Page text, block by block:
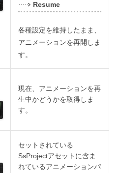
Resume
各種設定を維持したまま、
アニメーションを再開しま
す。
現在、アニメーションを再
生中かどうかを取得しま
す。
セットされている
SsProjectアセットに含ま
れているアニメーションパ